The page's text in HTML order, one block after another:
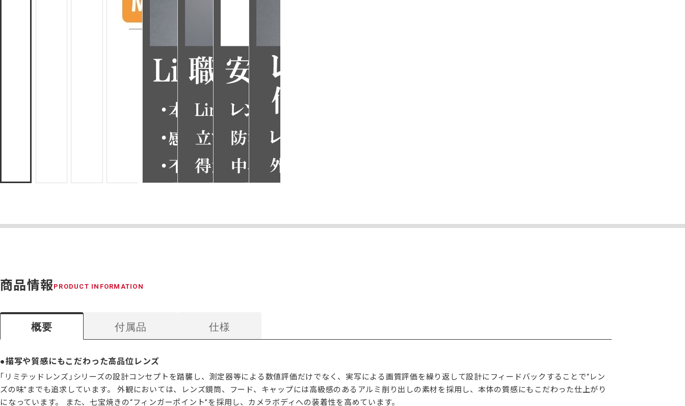
商品情報PRODUCT INFORMATION
概要 付属品 仕様
描写や質感にもこだわった高品位レンズ
｢リミテッドレンズ｣シリーズの設計コンセプトを踏襲し、測定器等による数値評価だけでなく、実写による画質評価を繰り返して設計にフィードバックすることで“レン
ズの味”までも追求しています。 外観においては、レンズ鏡筒、フード、キャップには高級感のあるアルミ削り出しの素材を採用し、本体の質感にもこだわった仕上がり
になっています。 また、七宝焼きの“フィンガーポイント”を採用し、カメラボディへの装着性を高めています。